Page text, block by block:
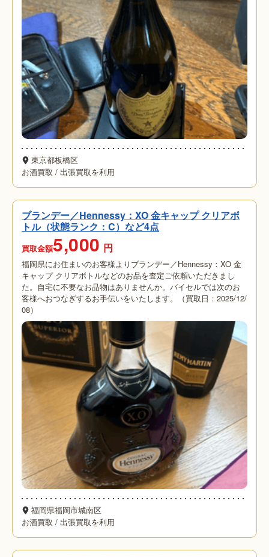
東京都板橋区
お酒買取 / 出張買取を利用
ブランデー／Hennessy：XO 金キャップ クリアボ
トル（状態ランク：C）など4点
買取金額5,000 円
福岡県にお住まいのお客様よりブランデー／Hennessy：XO 金
キャップ クリアボトルなどのお品を査定ご依頼いただきまし
た。自宅に不要なお品物はありませんか。バイセルでは次のお
客様へおつなぎするお手伝いをいたします。（買取日：2025/12/
08）
福岡県福岡市城南区
お酒買取 / 出張買取を利用